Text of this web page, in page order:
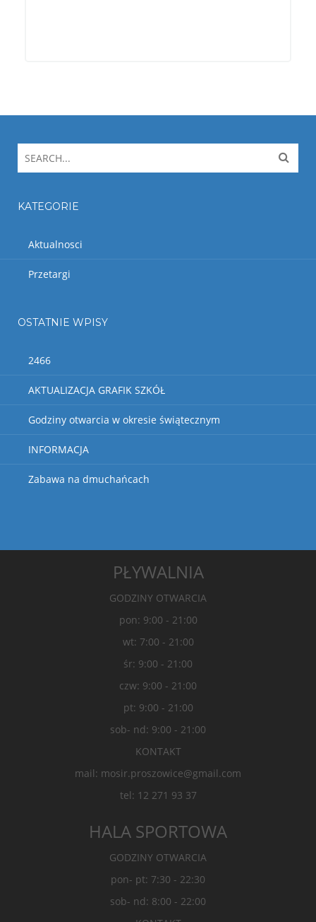
KATEGORIE
Aktualnosci
Przetargi
OSTATNIE WPISY
2466
AKTUALIZACJA GRAFIK SZKÓŁ
Godziny otwarcia w okresie świątecznym
INFORMACJA
Zabawa na dmuchańcach
PŁYWALNIA
GODZINY OTWARCIA
pon: 9:00 - 21:00
wt: 7:00 - 21:00
śr: 9:00 - 21:00
czw: 9:00 - 21:00
pt: 9:00 - 21:00
sob- nd: 9:00 - 21:00
KONTAKT
mail: mosir.proszowice@gmail.com
tel: 12 271 93 37
HALA SPORTOWA
GODZINY OTWARCIA
pon- pt: 7:30 - 22:30
sob- nd: 8:00 - 22:00